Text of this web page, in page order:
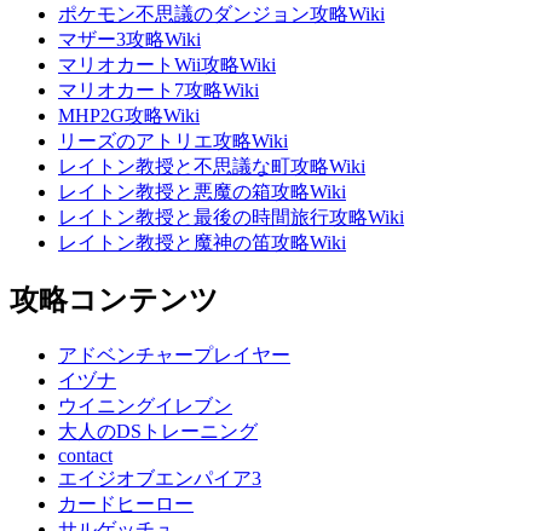
ポケモン不思議のダンジョン攻略Wiki
マザー3攻略Wiki
マリオカートWii攻略Wiki
マリオカート7攻略Wiki
MHP2G攻略Wiki
リーズのアトリエ攻略Wiki
レイトン教授と不思議な町攻略Wiki
レイトン教授と悪魔の箱攻略Wiki
レイトン教授と最後の時間旅行攻略Wiki
レイトン教授と魔神の笛攻略Wiki
攻略コンテンツ
アドベンチャープレイヤー
イヅナ
ウイニングイレブン
大人のDSトレーニング
contact
エイジオブエンパイア3
カードヒーロー